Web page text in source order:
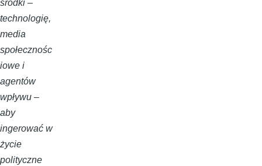
środki –
technologię,
media
społecznośc
iowe i
agentów
wpływu –
aby
ingerować w
życie
polityczne